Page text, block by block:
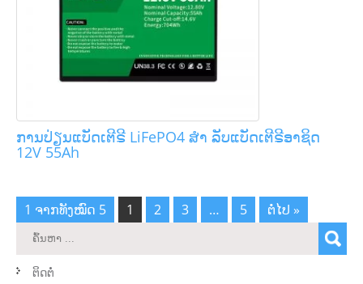
ການປ່ຽນແບັດເຕີຣີ LiFePO4 ສຳ ລັບແບັດເຕີຣີອາຊິດ
12V 55Ah
1 ຈາກທັງໝົດ 5 1 2 3 … 5 ຕໍ່ໄປ »
ຕິດຕໍ່